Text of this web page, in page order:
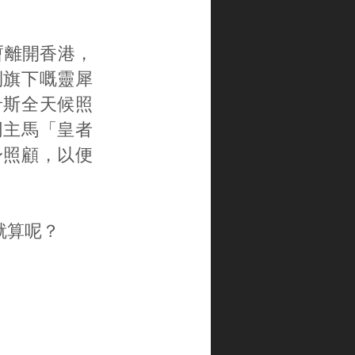
開香港，
下嘅靈犀
全天候照
馬「皇者
顧，以便
呢？